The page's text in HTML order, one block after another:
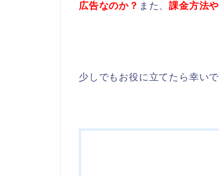
広告なのか？ また、課金方法
少しでもお役に立てたら幸いで